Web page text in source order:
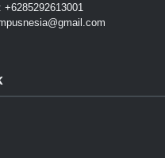
+6285292613001